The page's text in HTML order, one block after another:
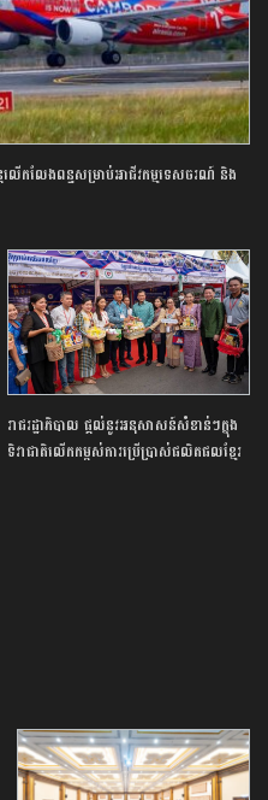
តលើកលែងពន្ធសម្រាប់អាជីវកម្មទេសចរណ៍ និង
រាជរដ្ឋាភិបាល ផ្តល់នូវអនុសាសន៍សំខាន់ៗក្នុង
ទិវាជាតិលើកកម្ពស់ការប្រើប្រាស់ផលិតផលខ្មែរ